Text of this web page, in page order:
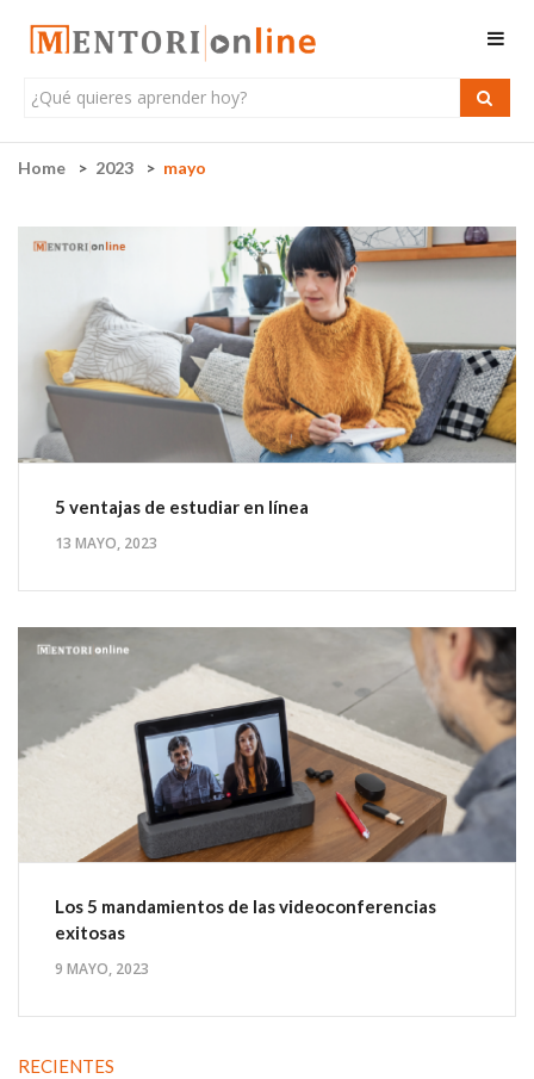
Home 2023 mayo
5 ventajas de estudiar en línea
13 MAYO, 2023
Los 5 mandamientos de las videoconferencias
exitosas
9 MAYO, 2023
RECIENTES